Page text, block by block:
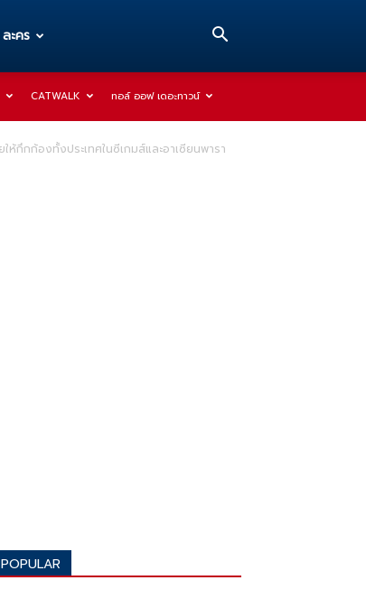
ะคร
CATWALK ทอล์ ออฟ เดอะทาวน์
กึกก้องทั้งประเทศในซีเกมส์และอาเซียนพารา